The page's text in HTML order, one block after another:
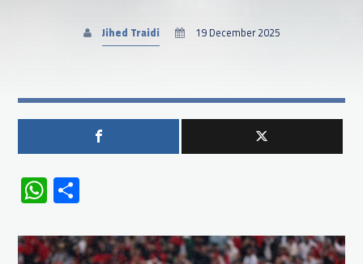
Jihed Traidi 19 December 2025
WhatsApp